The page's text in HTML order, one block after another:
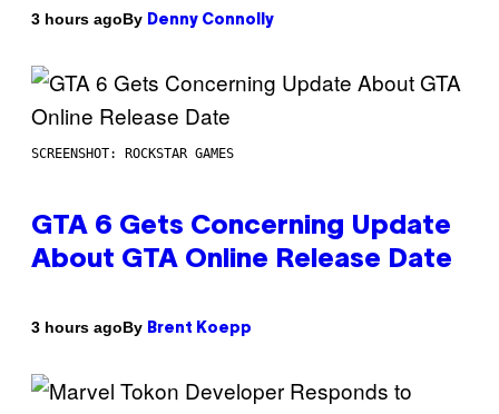
3 hours agoBy Denny Connolly
SCREENSHOT: ROCKSTAR GAMES
GTA 6 Gets Concerning Update
About GTA Online Release Date
3 hours agoBy Brent Koepp